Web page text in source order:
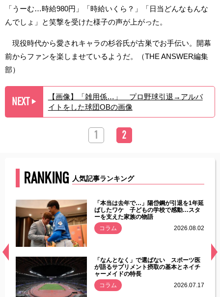
「うーむ…時給980円」「時給いくら？」「日当どんなもんな
んでしょ」と笑撃を受けた様子の声が上がった。
現役時代から愛されキャラの杉谷氏が古巣でお手伝い。開幕
前からファンを楽しませているようだ。（THE ANSWER編集
部）
NEXT ▶︎
【画像】「雑用係…」 プロ野球引退→アルバ
イトをした球団OBの画像
1 2
RANKING 人気記事ランキング
常
「本当は去年で…」陽岱鋼が引退を1年延
ばしたワケ 子どもの学校で感動…スタ
ーを支えた家族の物語
コラム
2026.08.02
「なんとなく」で選ばない スポーツ医
が語るサプリメント摂取の基本とネイチ
ャーメイドの特長
コラム
2026.07.17